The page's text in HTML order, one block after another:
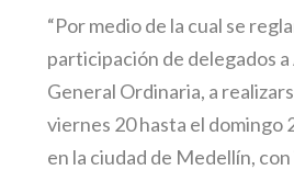
“Por medio de la cual se
participación de delegados a
General Ordinaria, a
viernes 20 hasta el domingo
en la ciudad de Medellín,